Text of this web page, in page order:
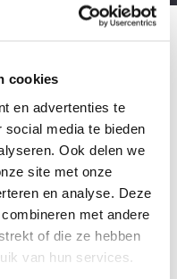
cookies
en advertenties te
media te bieden
Ook delen we
site met onze
en analyse. Deze
met andere
of die ze hebben
van hun services.
huisvesting en
hart sneller
zich bij Brink
en zich vol
van de vakgroep
de
Eveline ze
of